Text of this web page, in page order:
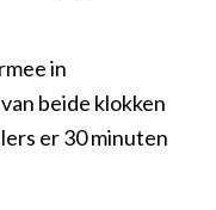
in
beide klokken
er 30 minuten